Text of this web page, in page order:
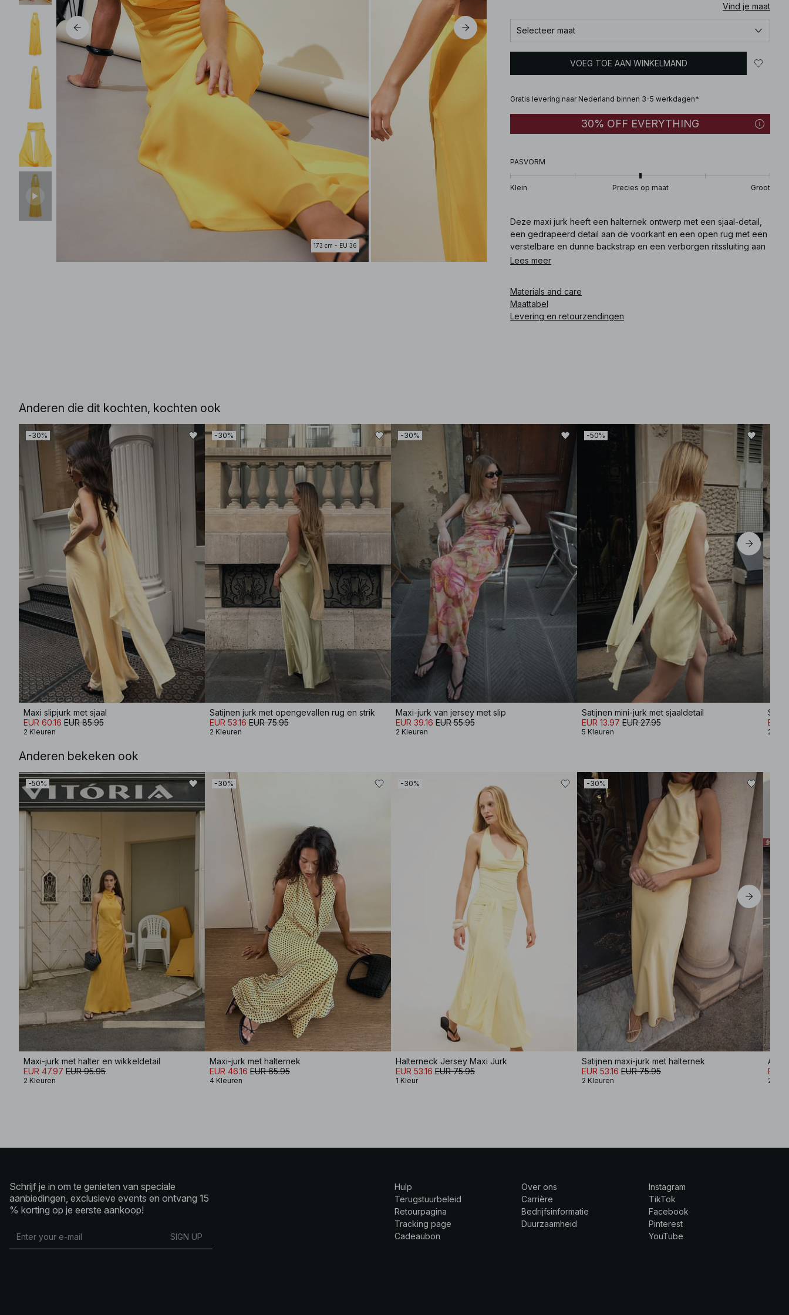
173 cm - EU 36
Vind je maat
Selecteer maat
VOEG TOE AAN WINKELMAND
Gratis levering naar Nederland binnen 3-5 werkdagen*
30% OFF EVERYTHING
PASVORM
Klein Precies op maat Groot
Deze maxi jurk heeft een halternek ontwerp met een sjaal-detail,
een gedrapeerd detail aan de voorkant en een open rug met een
verstelbare en dunne backstrap en een verborgen ritssluiting aan
de zijkant. Het heeft een golvende pasvorm.
Lees meer
Materials and care
Maattabel
Levering en retourzendingen
Anderen die dit kochten, kochten ook
-30%
Maxi slipjurk met sjaal
EUR 60.16 EUR 85.95
2 Kleuren
-30%
Satijnen jurk met opengevallen rug en strik
EUR 53.16 EUR 75.95
2 Kleuren
-30%
Maxi-jurk van jersey met slip
EUR 39.16 EUR 55.95
2 Kleuren
-50%
Satijnen mini-jurk met sjaaldetail
EUR 13.97 EUR 27.95
5 Kleuren
EUR
2
Anderen bekeken ook
-50%
Maxi-jurk met halter en wikkeldetail
EUR 47.97 EUR 95.95
2 Kleuren
-30%
Maxi-jurk met halternek
EUR 46.16 EUR 65.95
4 Kleuren
-30%
Halterneck Jersey Maxi Jurk
EUR 53.16 EUR 75.95
1 Kleur
-30%
Satijnen maxi-jurk met halternek
EUR 53.16 EUR 75.95
2 Kleuren
EUR
2
Schrijf je in om te genieten van speciale
aanbiedingen, exclusieve events en ontvang 15
% korting op je eerste aankoop!
SIGN UP
Hulp
Terugstuurbeleid
Retourpagina
Tracking page
Cadeaubon
Over ons
Carrière
Bedrijfsinformatie
Duurzaamheid
Instagram
TikTok
Facebook
Pinterest
YouTube